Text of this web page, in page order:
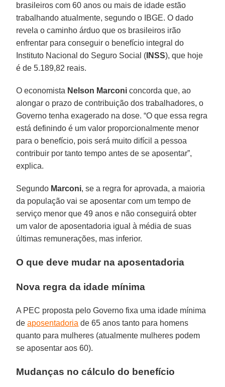
brasileiros com 60 anos ou mais de idade estão
trabalhando atualmente, segundo o IBGE. O dado
revela o caminho árduo que os brasileiros irão
enfrentar para conseguir o benefício integral do
Instituto Nacional do Seguro Social ( INSS), que hoje
é de 5.189,82 reais.
O economista Nelson Marconi concorda que, ao
alongar o prazo de contribuição dos trabalhadores, o
Governo tenha exagerado na dose. “O que essa regra
está definindo é um valor proporcionalmente menor
para o benefício, pois será muito difícil a pessoa
contribuir por tanto tempo antes de se aposentar”,
explica.
Segundo Marconi, se a regra for aprovada, a maioria
da população vai se aposentar com um tempo de
serviço menor que 49 anos e não conseguirá obter
um valor de aposentadoria igual à média de suas
últimas remunerações, mas inferior.
O que deve mudar na aposentadoria
Nova regra da idade mínima
A PEC proposta pelo Governo fixa uma idade mínima
deaposentadoria de 65 anos tanto para homens
quanto para mulheres (atualmente mulheres podem
se aposentar aos 60).
Mudanças no cálculo do benefício